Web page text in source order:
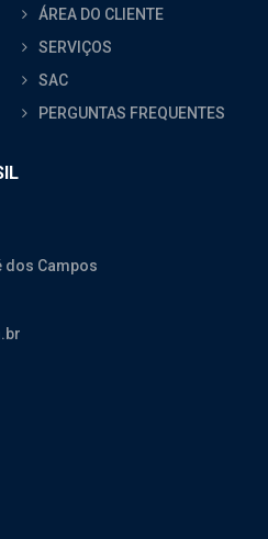
ÁREA DO CLIENTE
SERVIÇOS
SAC
PERGUNTAS FREQUENTES
dos Campos